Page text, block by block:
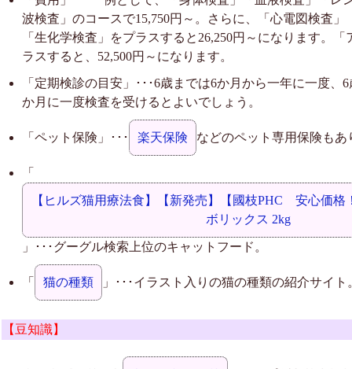
波検査」のコースで15,750円～。さらに、「心電図検査」
「生化学検査」をプラスすると26,250円～になります。
ラスすると、52,500円～になります。
「定期検診の目安」･･･6歳までは6か月から一年に一度、
か月に一度検査を受けるとよいでしょう。
「ペット保険」･･･ 楽天保険 などのペット専用保険もあ
「
【ヒルズ猫用療法食】【新発売】【國枝PHC 安心価格
ボリックス 2kg
」･･･グーグル検索上位のキャットフード。
「 猫の種類 」･･･イラスト入りの猫の種類の紹介サイト
【豆知識】